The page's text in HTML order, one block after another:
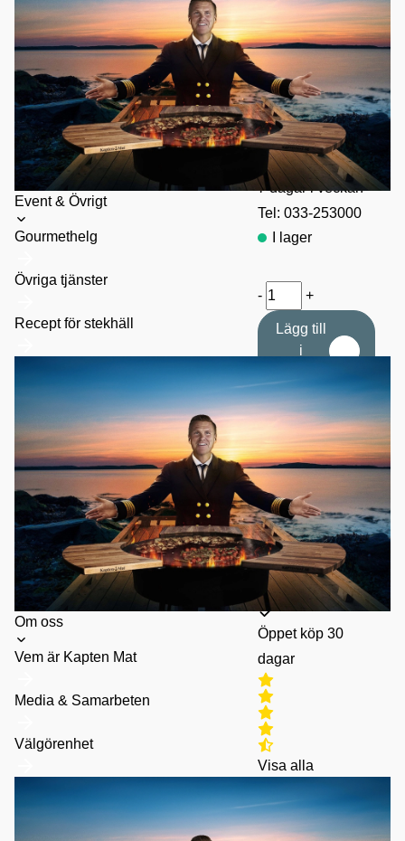
Event & ÖvrigtToggle
Gourmethelg
Övriga tjänster
Recept för stekhäll
Om ossToggle
Vem är Kapten Mat
Media & Samarbeten
Välgörenhet
Längd 48 cm
Läs mer
1-3 dagars
leverans
Personlig service
7 dagar i veckan
Tel: 033-253000
I lager
- +
Lägg till
i
varukorg
Säker betalning
med Svea
Fri frakt vid köp
över 500kr
Snabbleverans
Öppet köp 30
dagar
Visa alla
recensioner för
produkten (23 st)